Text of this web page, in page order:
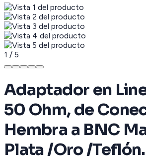
1 / 5
Adaptador en
50 Ohm, de
Hembra a BNC
Plata /Oro /Teflón.